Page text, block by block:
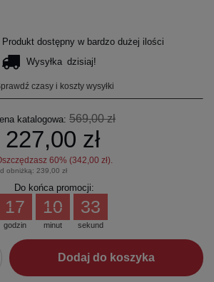
Produkt dostępny w bardzo dużej ilości
Wysyłka dzisiaj!
czasy i koszty wysyłki
katalogowa: 569,00 zł
227,00 zł
60% (342,00 zł).
obniżką: 239,00 zł
Do końca promocji:
godzin
17
minut
10
sekund
33
Dodaj do koszyka